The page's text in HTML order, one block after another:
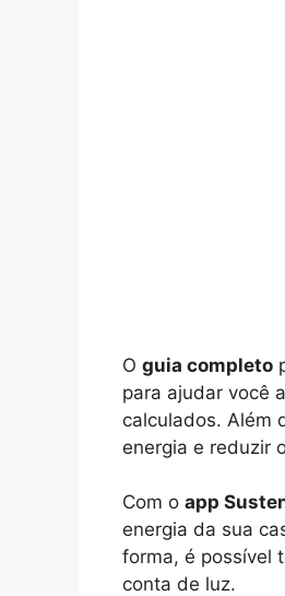
O guia completo
para ajudar você
calculados. Além
energia e reduzir
Com o app
energia da sua
forma, é possível
conta de luz.